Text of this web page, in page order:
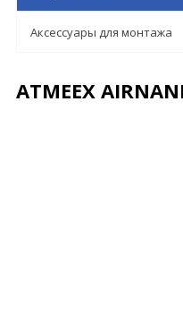
Аксессуары для монтажа
ATMEEX